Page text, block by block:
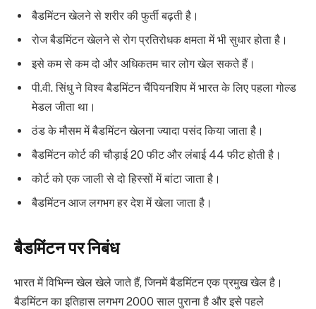
बैडमिंटन खेलने से शरीर की फुर्ती बढ़ती है।
रोज बैडमिंटन खेलने से रोग प्रतिरोधक क्षमता में भी सुधार होता है।
इसे कम से कम दो और अधिकतम चार लोग खेल सकते हैं।
पी.वी. सिंधु ने विश्व बैडमिंटन चैंपियनशिप में भारत के लिए पहला गोल्ड
मेडल जीता था।
ठंड के मौसम में बैडमिंटन खेलना ज्यादा पसंद किया जाता है।
बैडमिंटन कोर्ट की चौड़ाई 20 फीट और लंबाई 44 फीट होती है।
कोर्ट को एक जाली से दो हिस्सों में बांटा जाता है।
बैडमिंटन आज लगभग हर देश में खेला जाता है।
बैडमिंटन पर निबंध
भारत में विभिन्न खेल खेले जाते हैं, जिनमें बैडमिंटन एक प्रमुख खेल है।
बैडमिंटन का इतिहास लगभग 2000 साल पुराना है और इसे पहले